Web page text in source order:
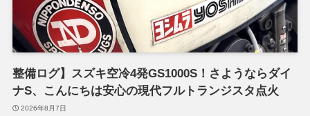
整備ログ】スズキ空冷4発GS1000S！さようならダイ
ナS、こんにちは安心の現代フルトランジスタ点火
2026年8月7日